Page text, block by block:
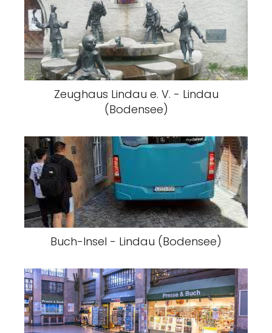
Zeughaus Lindau e. V. - Lindau
(Bodensee)
Buch-Insel - Lindau (Bodensee)